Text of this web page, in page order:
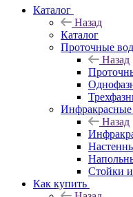
Каталог
Назад
Каталог
Проточные
Назад
Инфракрасные
Назад
Стойки и
Как купить